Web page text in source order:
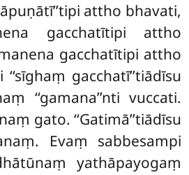
attho bhavati,
gacchatītipi attho
gacchatītipi attho
gacchatī’’tiādīsu
‘‘gamana’’nti vuccati.
gato. ‘‘Gatimā’’tiādīsu
Evaṃ sabbesampi
yathāpayogaṃ